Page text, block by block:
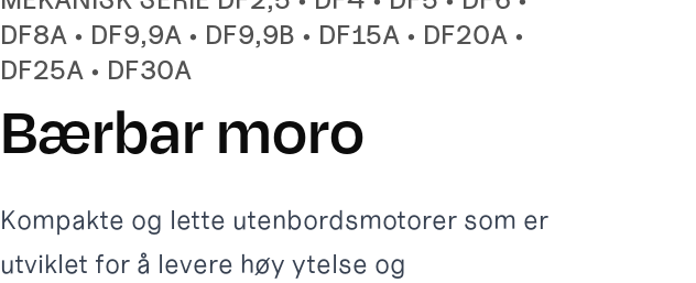
DF8A • DF9,9A • DF9,9B • DF15A • DF20A •
DF25A • DF30A
Bærbar moro
Kompakte og lette utenbordsmotorer som er
utviklet for å levere høy ytelse og